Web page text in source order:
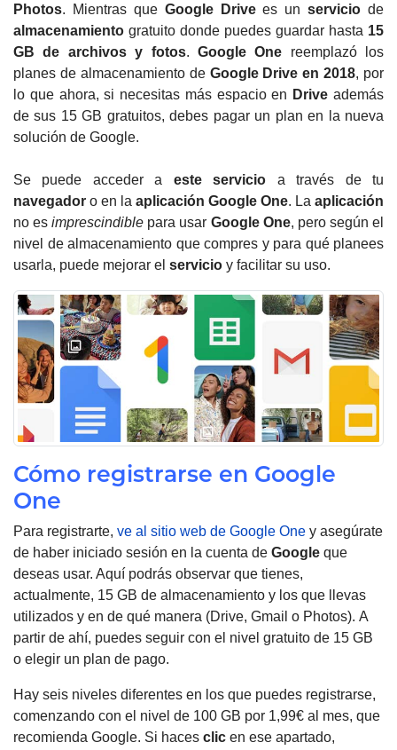
Photos. Mientras que Google Drivees unservicio de
almacenamiento gratuito donde puedes guardar hasta 15
GB de archivos y fotos. Google One reemplazó los
planes de almacenamiento de Google Drive en 2018, por
lo que ahora, si necesitas más espacio en Drive además
de sus 15 GB gratuitos, debes pagar un plan en la nueva
solución de Google.
Se puede acceder a esteservicio a través de tu
navegador o en la aplicación Google One. La aplicación
no esimprescindible para usar Google One, pero según el
nivel de almacenamiento que compres y para qué planees
usarla, puede mejorar el servicio y facilitar su uso.
Cómo registrarse en Google
One
Para registrarte, ve al sitio web de Google One y asegúrate
de haber iniciado sesión en la cuenta de Google que
deseas usar. Aquí podrás observar que tienes,
actualmente, 15 GB de almacenamiento y los que llevas
utilizados y en de qué manera (Drive, Gmail o Photos). A
partir de ahí, puedes seguir con el nivel gratuito de 15 GB
o elegir un plan de pago.
Hay seis niveles diferentes en los que puedes registrarse,
comenzando con el nivel de 100 GB por 1,99€ al mes, que
recomienda Google. Si haces clic en ese apartado,